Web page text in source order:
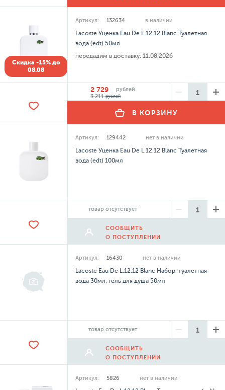
Скидка -15% до
08.08
Артикул: 132634 в наличии
Lacoste Уценка Eau De L.12.12 Blanc Туалетная
вода (edt) 50мл
передадим в доставку: 11.08.2026
2 729
рублей
3 211рублей
В КОРЗИНУ
Артикул: 129442 нет в наличии
Lacoste Уценка Eau De L.12.12 Blanc Туалетная
вода (edt) 100мл
товар отсутствует
СООБЩИТЬ
О ПОСТУПЛЕНИИ
Артикул: 16430 нет в наличии
Lacoste Eau De L.12.12 Blanc Набор: туалетная
вода 30мл, гель для душа 50мл
товар отсутствует
СООБЩИТЬ
О ПОСТУПЛЕНИИ
Артикул: 5826 нет в наличии